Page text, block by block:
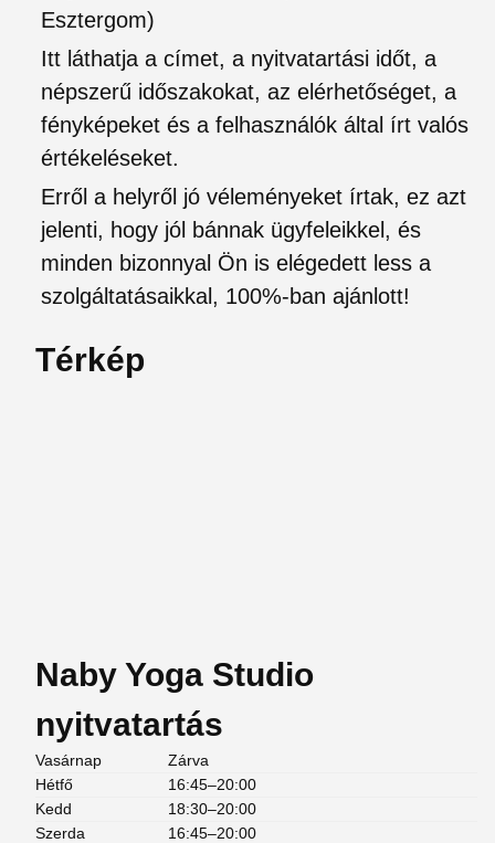
Esztergom)
Itt láthatja a címet, a nyitvatartási időt, a
népszerű időszakokat, az elérhetőséget, a
fényképeket és a felhasználók által írt valós
értékeléseket.
Erről a helyről jó véleményeket írtak, ez azt
jelenti, hogy jól bánnak ügyfeleikkel, és
minden bizonnyal Ön is elégedett less a
szolgáltatásaikkal, 100%-ban ajánlott!
Térkép
Naby Yoga Studio
nyitvatartás
Vasárnap
Zárva
Hétfő
16:45–20:00
Kedd
18:30–20:00
Szerda
16:45–20:00